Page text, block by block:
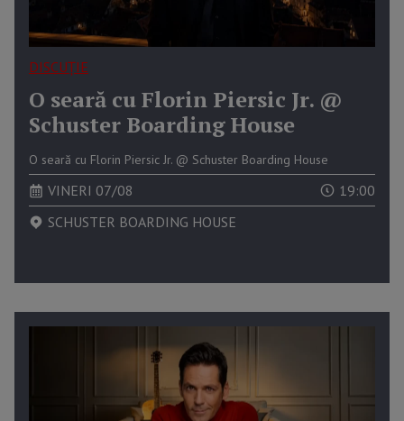
DISCUȚIE
O seară cu Florin Piersic Jr. @
Schuster Boarding House
O seară cu Florin Piersic Jr. @ Schuster Boarding House
VINERI 07/08
19:00
SCHUSTER BOARDING HOUSE